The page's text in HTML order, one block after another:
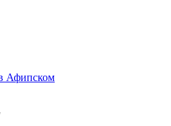
Афипском